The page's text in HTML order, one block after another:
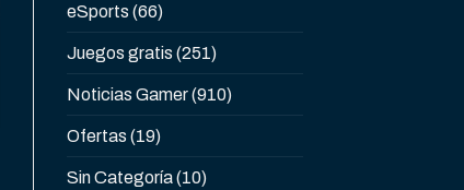
eSports (66)
Juegos gratis (251)
Noticias Gamer(910)
Ofertas (19)
Sin Categoría(10)